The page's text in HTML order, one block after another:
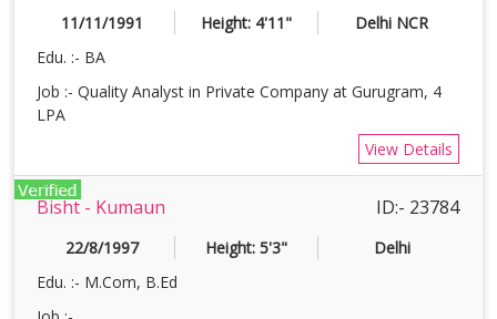
11/11/1991 Height: 4'11"
Delhi NCR
Edu. :- BA
Job :- Quality Analyst in Private Company at Gurugram, 4
LPA
View Details
Bisht - Kumaun ID:- 23784
22/8/1997 Height: 5'3"
Delhi
Edu. :- M.Com, B.Ed